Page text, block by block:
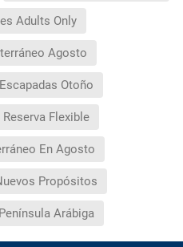
Adults Only
Agosto
Otoño
Flexible
En Agosto
Propósitos
Arábiga